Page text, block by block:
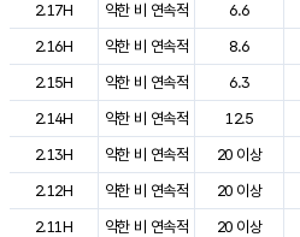
2.17H
약한 비 연속적 6.6
2.16H
약한 비 연속적 8.6
2.15H
약한 비 연속적 6.3
2.14H
약한 비 연속적 12.5
2.13H
약한 비 연속적 20 이상
2.12H
약한 비 연속적 20 이상
2.11H
약한 비 연속적 20 이상